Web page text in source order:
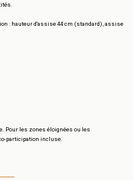
: hauteur d'assise 44 cm (standard), assise
Pour les zones éloignées ou les
participation incluse.